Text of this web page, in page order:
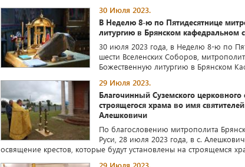
30 Июля 2023.
В Неделю 8-ю по Пятидесятнице
литургию в Брянском кафедральном
30 июля 2023 года, в Неделю 8-ю по
шести Вселенских Соборов,
Божественную литургию в Брянском
29 Июля 2023.
Благочинный Суземского
строящегося храма во имя
Алешковичи
По благословению митрополита
Руси, 28 июля 2023 года, в с.
освящение крестов, которые будут установлены на строящемся